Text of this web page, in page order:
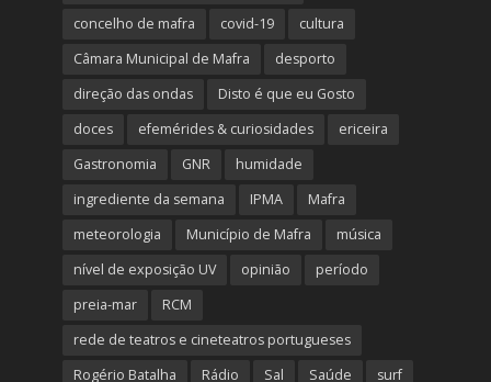
concelho de mafra
covid-19
cultura
Câmara Municipal de Mafra
desporto
direção das ondas
Disto é que eu Gosto
doces
efemérides & curiosidades
ericeira
Gastronomia
GNR
humidade
ingrediente da semana
IPMA
Mafra
meteorologia
Município de Mafra
música
nível de exposição UV
opinião
período
preia-mar
RCM
rede de teatros e cineteatros portugueses
Rogério Batalha
Rádio Sal Saúde surf